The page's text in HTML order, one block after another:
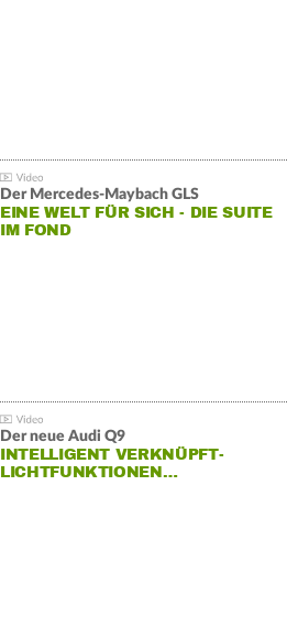
Der Mercedes‑Maybach GLS
EINE WELT FÜR SICH - DIE SUITE
IM FOND
Der neue Audi Q9
INTELLIGENT VERKNÜPFT-
LICHTFUNKTIONEN…